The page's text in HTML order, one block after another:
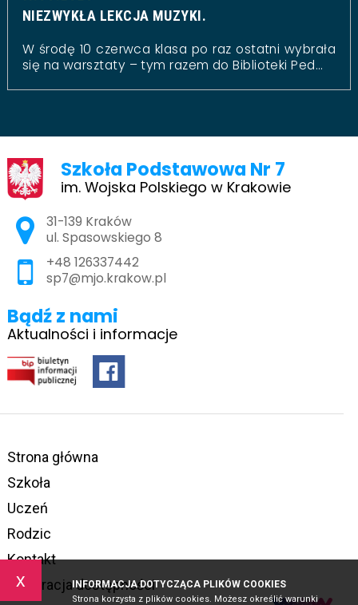
x INFORMACJA DOTYCZĄCA PLIKÓW COOKIES
Strona korzysta z plików cookies. Możesz określić warunki
NIEZWYKŁA LEKCJA MUZYKI.
W środę 10 czerwca klasa po raz ostatni wybrała
się na warsztaty – tym razem do Biblioteki Ped...
Szkoła Podstawowa Nr 7
im. Wojska Polskiego w Krakowie
Adres pocztowy:
31-139 Kraków
ul. Spasowskiego 8
+48 126337442
sp7@mjo.krakow.pl
Bądź z nami
Aktualności i informacje
Strona główna
Szkoła
Uczeń
Rodzic
Kontakt
Deklaracja dostępności